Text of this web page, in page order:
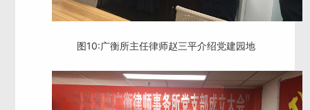
图10:广衡所主任律师赵三平介绍党建园地